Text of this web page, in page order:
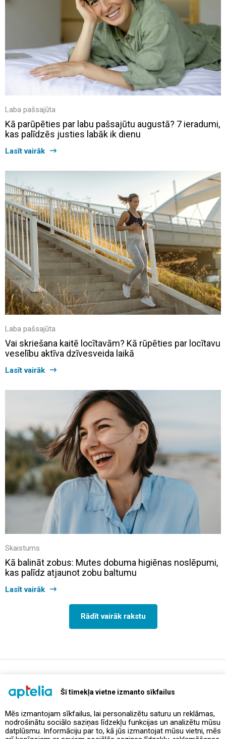
Šī tīmekļa vietne izmanto sīkfailus
Mēs izmantojam sīkfailus, lai personalizētu saturu un reklāmas,
nodrošinātu sociālo saziņas līdzekļu funkcijas un analizētu mūsu
datplūsmu. Informāciju par to, kā jūs izmantojat mūsu vietni, mēs
Laba pašsajūta
Kā parūpēties par labu pašsajūtu augustā? 7 ieradumi,
kas palīdzēs justies labāk ik dienu
Lasīt vairāk
Laba pašsajūta
Vai skriešana kaitē locītavām? Kā rūpēties par locītavu
veselību aktīva dzīvesveida laikā
Lasīt vairāk
Skaistums
Kā balināt zobus: Mutes dobuma higiēnas noslēpumi,
kas palīdz atjaunot zobu baltumu
Lasīt vairāk
Rādīt vairāk rakstu
Piedāvājumi un akcijas